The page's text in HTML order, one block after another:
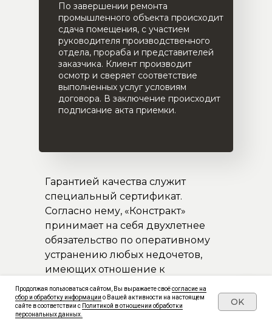
По завершении ремонта
промышленного объекта происходит
сдача помещения, с участием
руководителя производственного
отдела, прораба и представителей
заказчика. Клиент производит
осмотр и сверяет соответствие
выполненных услуг условиям
договора. В заключение происходит
подписание акта приемки.
Гарантией качества служит
специальный сертификат.
Согласно нему, «Констракт»
принимает на себя двухлетнее
обязательство по оперативному
устранению любых недочетов,
имеющих отношение к
выполненному ремонту.
Продолжая пользоваться сайтом, Вы выражаете своёсогласие на
сбор и обработку информации о Вашей активности на настоящем
сайте в соответствии с Политикой в отношении обработки
персональных данных.
OK